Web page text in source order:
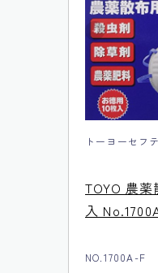
トーヨーセフ
TOYO 農
入
NO.1700A-F